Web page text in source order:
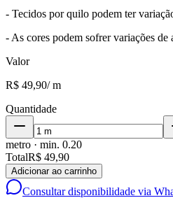
- Tecidos por quilo podem ter
- As cores podem sofrer variações
Valor
R$ 49,90/m
Quantidade
metro · min. 0.20
TotalR$ 49,90
Adicionar ao carrinho
Consultar disponibilidade via